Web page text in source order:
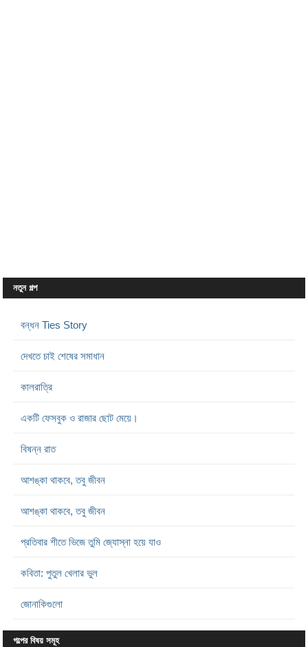
নতুন গল্প
বন্ধন Ties Story
দেখতে চাই শেষের সমাধান
কালরাত্রি
একটি ফেসবুক ও রাজার ছোট মেয়ে।
বিষন্ন রাত
আশঙ্কা থাকবে, তবু জীবন
আশঙ্কা থাকবে, তবু জীবন
প্রতিবার শীতে ভিজে তুমি জ্যোস্না হয়ে যাও
কবিতা: পুতুল খেলার ভুল
জোনাকিগুলো
গল্পের বিষয় সমূহ